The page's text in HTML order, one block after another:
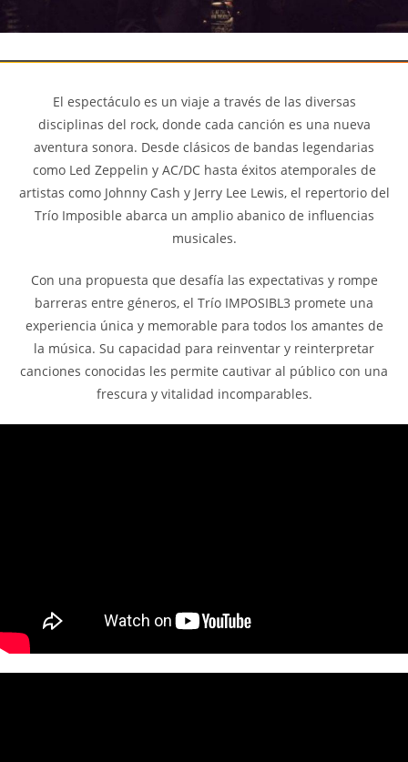
El espectáculo es un viaje a través de las diversas
disciplinas del rock, donde cada canción es una nueva
aventura sonora. Desde clásicos de bandas legendarias
como Led Zeppelin y AC/DC hasta éxitos atemporales de
artistas como Johnny Cash y Jerry Lee Lewis, el repertorio del
Trío Imposible abarca un amplio abanico de influencias
musicales.
Con una propuesta que desafía las expectativas y rompe
barreras entre géneros, el Trío IMPOSIBL3 promete una
experiencia única y memorable para todos los amantes de
la música. Su capacidad para reinventar y reinterpretar
canciones conocidas les permite cautivar al público con una
frescura y vitalidad incomparables.